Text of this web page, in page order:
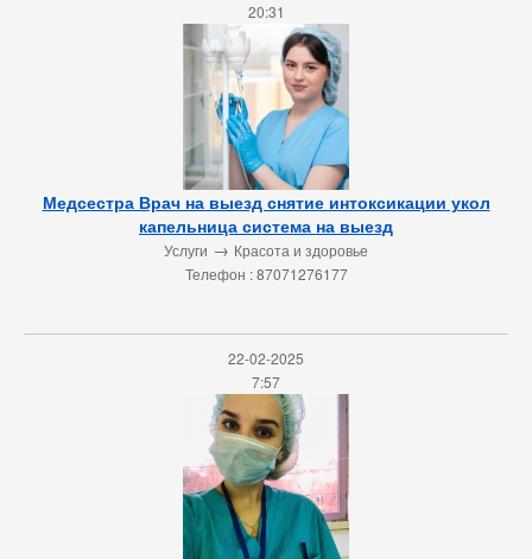
20:31
Медсестра Врач на выезд снятие интоксикации укол
капельница система на выезд
Услуги → Красота и здоровье
Телефон : 87071276177
22-02-2025
7:57